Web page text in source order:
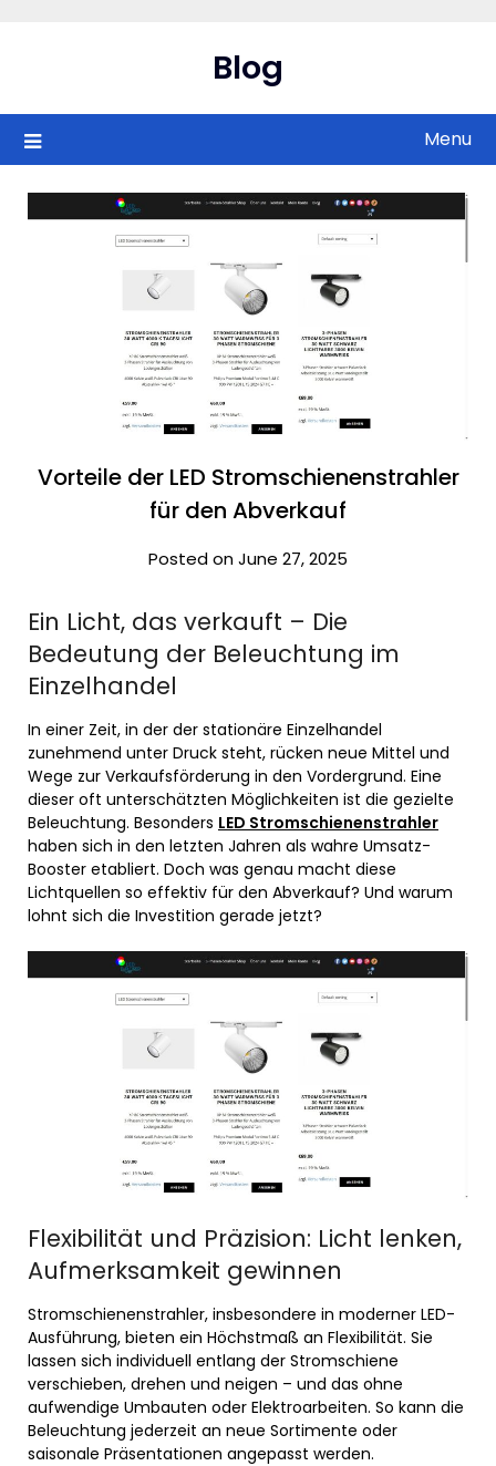
Blog
Menu
Vorteile der LED Stromschienenstrahler
für den Abverkauf
Posted on June 27, 2025
Ein Licht, das verkauft – Die
Bedeutung der Beleuchtung im
Einzelhandel
In einer Zeit, in der der stationäre Einzelhandel
zunehmend unter Druck steht, rücken neue Mittel und
Wege zur Verkaufsförderung in den Vordergrund. Eine
dieser oft unterschätzten Möglichkeiten ist die gezielte
Beleuchtung. Besonders LED Stromschienenstrahler
haben sich in den letzten Jahren als wahre Umsatz-
Booster etabliert. Doch was genau macht diese
Lichtquellen so effektiv für den Abverkauf? Und warum
lohnt sich die Investition gerade jetzt?
Flexibilität und Präzision: Licht lenken,
Aufmerksamkeit gewinnen
Stromschienenstrahler, insbesondere in moderner LED-
Ausführung, bieten ein Höchstmaß an Flexibilität. Sie
lassen sich individuell entlang der Stromschiene
verschieben, drehen und neigen – und das ohne
aufwendige Umbauten oder Elektroarbeiten. So kann die
Beleuchtung jederzeit an neue Sortimente oder
saisonale Präsentationen angepasst werden.